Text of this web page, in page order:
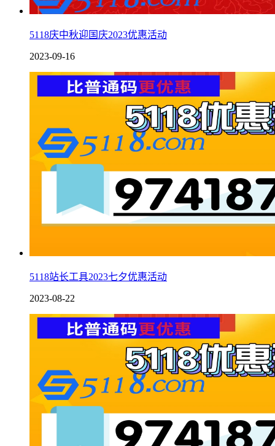
5118庆中秋迎国庆2023优惠活动
2023-09-16
5118站长工具2023七夕优惠活动
2023-08-22